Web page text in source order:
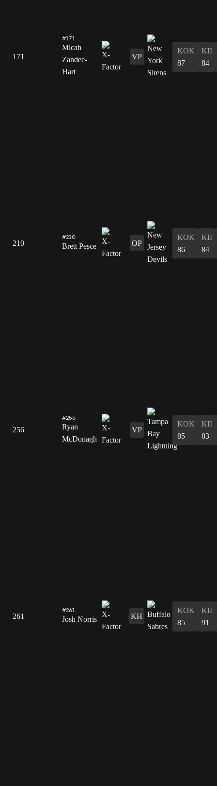
171
#171
Micah
Zandee-
Hart
VP
KOK
87
KII
84
210
#210
Brett Pesce OP
KOK
86
KII
84
256
#256
Ryan
McDonagh
VP
KOK
85
KII
83
261
#261
Josh Norris KH
KOK
85
KII
91